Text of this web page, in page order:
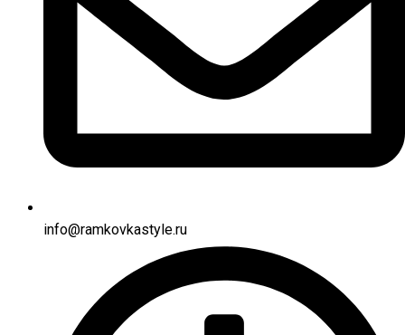
info@ramkovkastyle.ru